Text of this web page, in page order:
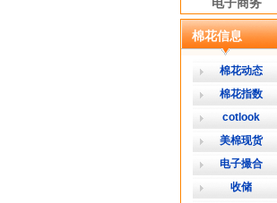
棉花信息
棉花动态
棉花指数
cotlook
美棉现货
电子撮合
收储